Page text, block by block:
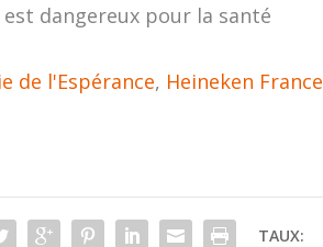
est dangereux pour la santé
de l'Espérance, Heineken France
TAUX: